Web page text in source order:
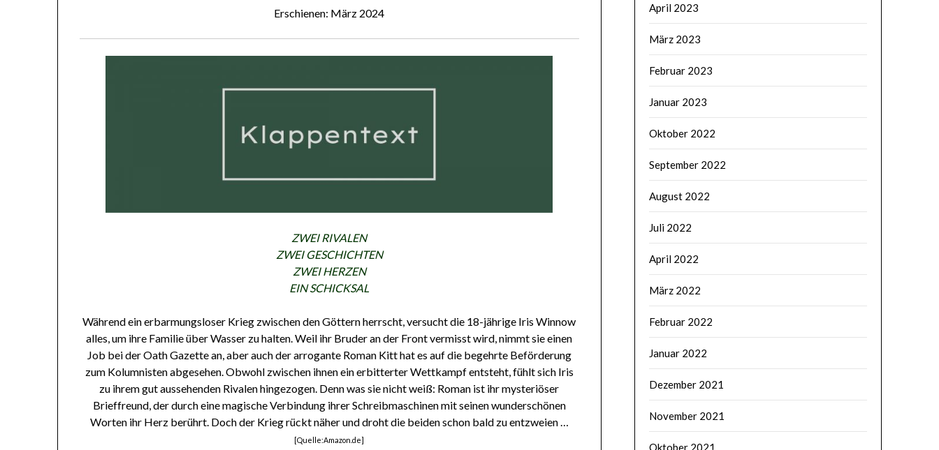
Erschienen: März 2024
ZWEI RIVALEN
ZWEI GESCHICHTEN
ZWEI HERZEN
EIN SCHICKSAL
Während ein erbarmungsloser Krieg zwischen den Göttern herrscht, versucht die 18-jährige Iris Winnow
alles, um ihre Familie über Wasser zu halten. Weil ihr Bruder an der Front vermisst wird, nimmt sie einen
Job bei der Oath Gazette an, aber auch der arrogante Roman Kitt hat es auf die begehrte Beförderung
zum Kolumnisten abgesehen. Obwohl zwischen ihnen ein erbitterter Wettkampf entsteht, fühlt sich Iris
zu ihrem gut aussehenden Rivalen hingezogen. Denn was sie nicht weiß: Roman ist ihr mysteriöser
Brieffreund, der durch eine magische Verbindung ihrer Schreibmaschinen mit seinen wunderschönen
Worten ihr Herz berührt. Doch der Krieg rückt näher und droht die beiden schon bald zu entzweien …
[Quelle:Amazon.de]
April 2023
März 2023
Februar 2023
Januar 2023
Oktober 2022
September 2022
August 2022
Juli 2022
April 2022
März 2022
Februar 2022
Januar 2022
Dezember 2021
November 2021
Oktober 2021